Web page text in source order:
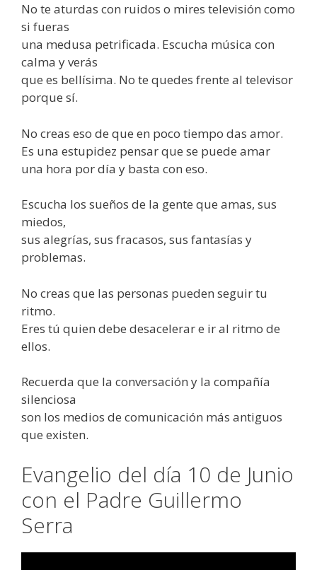
No te aturdas con ruidos o mires televisión como
si fueras
una medusa petrificada. Escucha música con
calma y verás
que es bellísima. No te quedes frente al televisor
porque sí.
No creas eso de que en poco tiempo das amor.
Es una estupidez pensar que se puede amar
una hora por día y basta con eso.
Escucha los sueños de la gente que amas, sus
miedos,
sus alegrías, sus fracasos, sus fantasías y
problemas.
No creas que las personas pueden seguir tu
ritmo.
Eres tú quien debe desacelerar e ir al ritmo de
ellos.
Recuerda que la conversación y la compañía
silenciosa
son los medios de comunicación más antiguos
que existen.
Evangelio del día 10 de Junio
con el Padre Guillermo
Serra